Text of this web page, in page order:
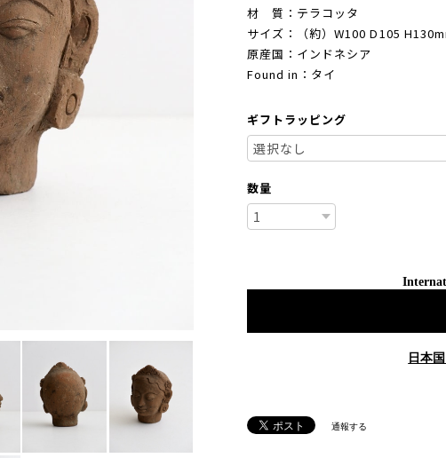
材 質：テラコッタ
サイズ：（約）W100 D105
原産国：インドネシア
Found in：タイ
ギフトラッピング
数量
日本
通報する